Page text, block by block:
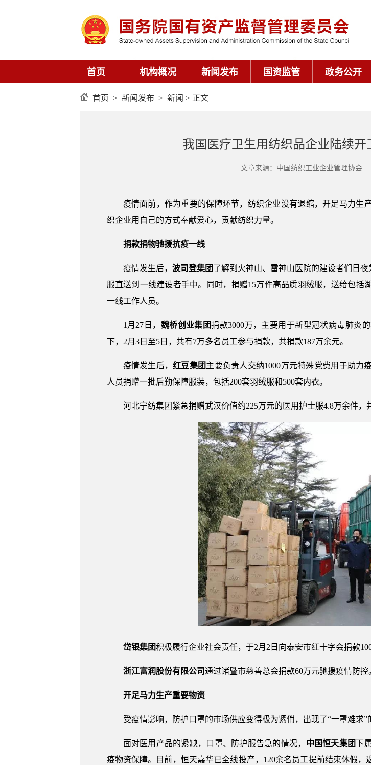
首页 机构概况 新闻发布 国资监管 政务公开
首页 > 新闻发布 > 新闻 > 正文
我国医疗卫生用纺织品企业陆续
文章来源：中国纺织工业企业管理协会
疫情面前，作为重要的保障环节，纺织企业没有退缩，开足马力生
织企业用自己的方式奉献爱心，贡献纺织力量。
捐款捐物驰援抗疫一线
疫情发生后， 波司登集团 了解到火神山、雷神山医院的建设者们日
服直送到一线建设者手中。同时，捐赠15万件高品质羽绒服，送给包
一线工作人员。
1月27日， 魏桥创业集团捐款3000万，主要用于新型冠状病毒肺炎
下，2月3日至5日，共有7万多名员工参与捐款，共捐款187万余元。
疫情发生后，红豆集团 主要负责人交纳1000万元特殊党费用于助力
人员捐赠一批后勤保障服装，包括200套羽绒服和500套内衣。
河北宁纺集团紧急捐赠武汉价值约225万元的医用护士服4.8万余件，
岱银集团积极履行企业社会责任，于2月2日向泰安市红十字会捐款
浙江富润股份有限公司通过诸暨市慈善总会捐款60万元驰援疫情防控
开足马力生产重要物资
受疫情影响，防护口罩的市场供应变得极为紧俏，出现了“一罩难求”
面对医用产品的紧缺，口罩、防护服告急的情况， 中国恒天集团下
疫物资保障。目前，恒天嘉华已全线投产，120余名员工提前结束休假